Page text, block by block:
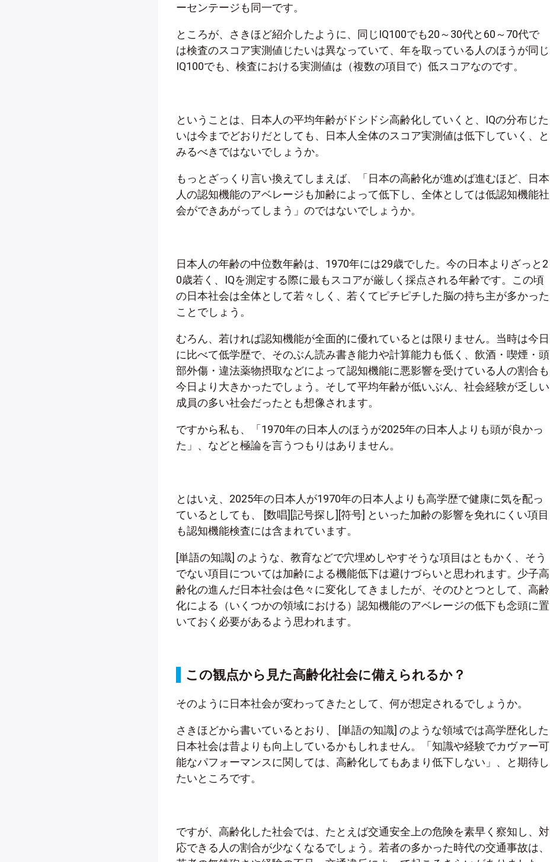
ーセンテージも同一です。
ところが、さきほど紹介したように、同じIQ100でも20～30代と60～70代で
は検査のスコア実測値じたいは異なっていて、年を取っている人のほうが同じ
IQ100でも、検査における実測値は（複数の項目で）低スコアなのです。
ということは、日本人の平均年齢がドシドシ高齢化していくと、IQの分布じた
いは今までどおりだとしても、日本人全体のスコア実測値は低下していく、と
みるべきではないでしょうか。
もっとざっくり言い換えてしまえば、「日本の高齢化が進めば進むほど、日本
人の認知機能のアベレージも加齢によって低下し、全体としては低認知機能社
会ができあがってしまう」のではないでしょうか。
日本人の年齢の中位数年齢は、1970年には29歳でした。今の日本よりざっと2
0歳若く、IQを測定する際に最もスコアが厳しく採点される年齢です。この頃
の日本社会は全体として若々しく、若くてピチピチした脳の持ち主が多かった
ことでしょう。
むろん、若ければ認知機能が全面的に優れているとは限りません。当時は今日
に比べて低学歴で、そのぶん読み書き能力や計算能力も低く、飲酒・喫煙・頭
部外傷・違法薬物摂取などによって認知機能に悪影響を受けている人の割合も
今日より大きかったでしょう。そして平均年齢が低いぶん、社会経験が乏しい
成員の多い社会だったとも想像されます。
ですから私も、「1970年の日本人のほうが2025年の日本人よりも頭が良かっ
た」、などと極論を言うつもりはありません。
とはいえ、2025年の日本人が1970年の日本人よりも高学歴で健康に気を配っ
ているとしても、 [数唱][記号探し][符号] といった加齢の影響を免れにくい項目
も認知機能検査には含まれています。
[単語の知識] のような、教育などで穴埋めしやすそうな項目はともかく、そう
でない項目については加齢による機能低下は避けづらいと思われます。少子高
齢化の進んだ日本社会は色々に変化してきましたが、そのひとつとして、高齢
化による（いくつかの領域における）認知機能のアベレージの低下も念頭に置
いておく必要があるよう思われます。
この観点から見た高齢化社会に備えられるか？
そのように日本社会が変わってきたとして、何が想定されるでしょうか。
さきほどから書いているとおり、 [単語の知識] のような領域では高学歴化した
日本社会は昔よりも向上しているかもしれません。「知識や経験でカヴァー可
能なパフォーマンスに関しては、高齢化してもあまり低下しない」、と期待し
たいところです。
ですが、高齢化した社会では、たとえば交通安全上の危険を素早く察知し、対
応できる人の割合が少なくなるでしょう。若者の多かった時代の交通事故は、